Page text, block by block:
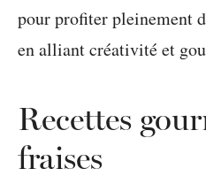
pour profiter pleinement
en alliant créativité et
Recettes
fraises